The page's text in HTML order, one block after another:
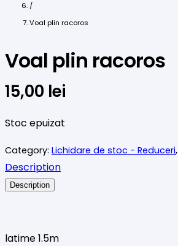
/
Voal plin racoros
Voal plin racoros
15,00 lei
Stoc epuizat
Category: Lichidare de stoc - Reduceri,
Description
Description
latime 1.5m